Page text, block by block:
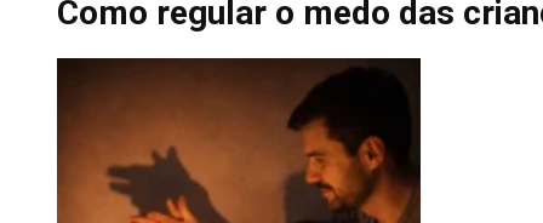
Como regular o medo das